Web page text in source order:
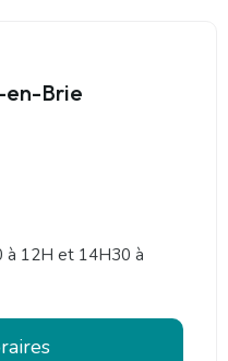
en-Brie
à 12H et 14H30 à